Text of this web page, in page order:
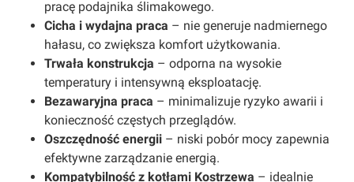
pracę podajnika ślimakowego.
Cicha i wydajna praca – nie generuje nadmiernego
hałasu, co zwiększa komfort użytkowania.
Trwała konstrukcja – odporna na wysokie
temperatury i intensywną eksploatację.
Bezawaryjna praca – minimalizuje ryzyko awarii i
konieczność częstych przeglądów.
Oszczędność energii – niski pobór mocy zapewnia
efektywne zarządzanie energią.
Kompatybilność z kotłami Kostrzewa – idealnie